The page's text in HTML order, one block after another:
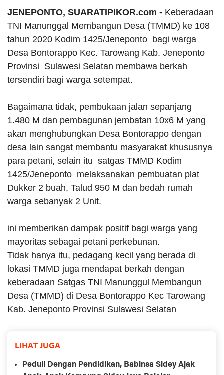
JENEPONTO, SUARATIPIKOR.com - Keberadaan
TNI Manunggal Membangun Desa (TMMD) ke 108
tahun 2020 Kodim 1425/Jeneponto bagi warga
Desa Bontorappo Kec. Tarowang Kab. Jeneponto
Provinsi Sulawesi Selatan membawa berkah
tersendiri bagi warga setempat.
Bagaimana tidak, pembukaan jalan sepanjang
1.480 M dan pembagunan jembatan 10x6 M yang
akan menghubungkan Desa Bontorappo dengan
desa lain sangat membantu masyarakat khususnya
para petani, selain itu satgas TMMD Kodim
1425/Jeneponto melaksanakan pembuatan plat
Dukker 2 buah, Talud 950 M dan bedah rumah
warga sebanyak 2 Unit.
ini memberikan dampak positif bagi warga yang
mayoritas sebagai petani perkebunan.
Tidak hanya itu, pedagang kecil yang berada di
lokasi TMMD juga mendapat berkah dengan
keberadaan Satgas TNI Manunggul Membangun
Desa (TMMD) di Desa Bontorappo Kec Tarowang
Kab. Jeneponto Provinsi Sulawesi Selatan
LIHAT JUGA
Peduli Dengan Pendidikan, Babinsa Sidey Ajak